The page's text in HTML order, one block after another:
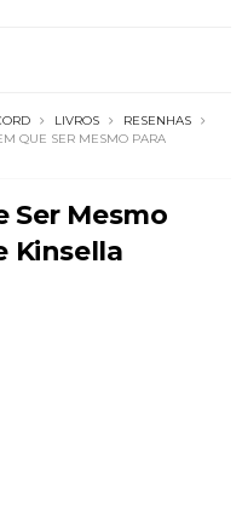
LIVROS
RESENHAS
QUE SER MESMO PARA
Ser Mesmo
Kinsella